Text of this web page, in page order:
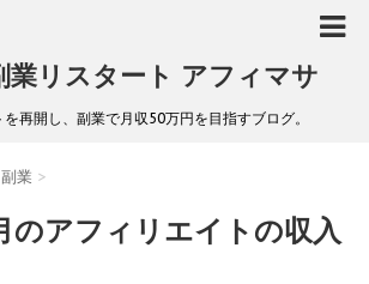
業リスタート アフィマサ
再開し、副業で月収50万円を目指すブログ。
副業 >
のアフィリエイトの収入